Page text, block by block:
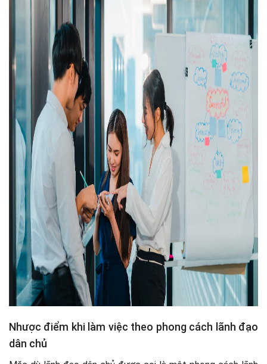
Nhược điểm khi làm việc theo phong cách lãnh đạo
dân chủ